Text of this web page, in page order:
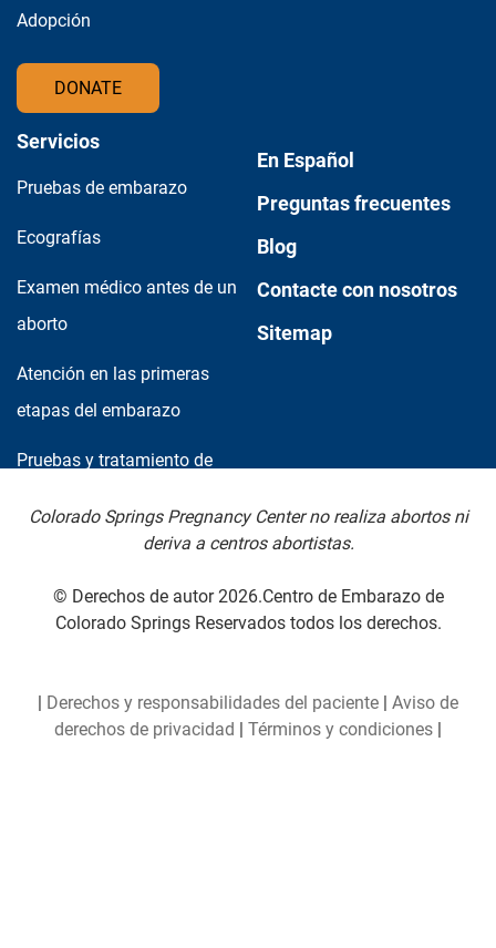
Adopción
DONATE
Servicios
Pruebas de embarazo
Ecografías
Examen médico antes de un
aborto
Atención en las primeras
etapas del embarazo
En Español
Preguntas frecuentes
Blog
Contacte con nosotros
Sitemap
Colorado Springs Pregnancy Center no realiza abortos ni
deriva a centros abortistas.
© Derechos de autor 2026.Centro de Embarazo de
Colorado Springs Reservados todos los derechos.
Derechos y responsabilidades del paciente
Aviso de
derechos de privacidad
Términos y condiciones